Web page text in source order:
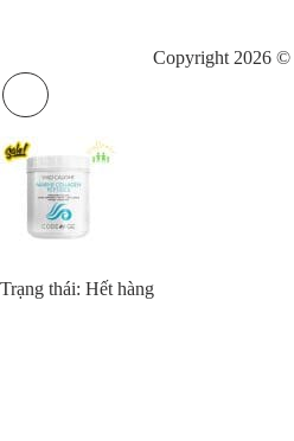
Copyright 2026 ©
Trạng thái: Hết hàng